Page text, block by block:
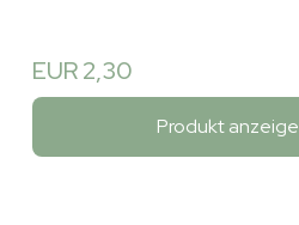
EUR 2,30
Produkt